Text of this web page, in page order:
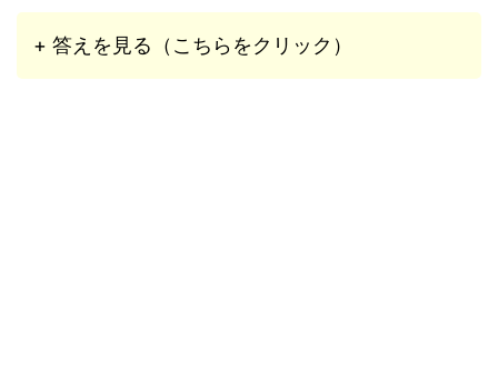
+ 答えを見る（こちらをクリック）